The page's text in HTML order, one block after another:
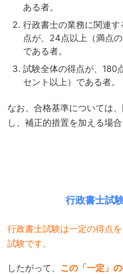
ある者。
行政書士の業務に関連
点が、24点以上（満点
である者。
試験全体の得点が、180
セント以上）である者。
なお、合格基準については
し、補正的措置を加える場合
行政書士試
行政書士試験は一定の得点
試験です。
したがって、 この「一定」